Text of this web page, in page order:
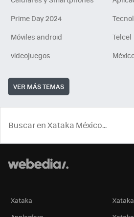
Prime Day 2024
Móviles android
Telcel
videojuegos
VER MÁS TEMAS
Xataka